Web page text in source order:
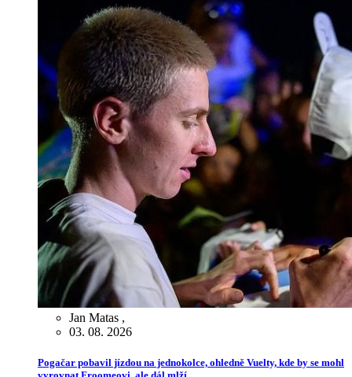
Jan Matas ,
03. 08. 2026
Pogačar pobavil jízdou na jednokolce, ohledně Vuelty, kde by se mohl